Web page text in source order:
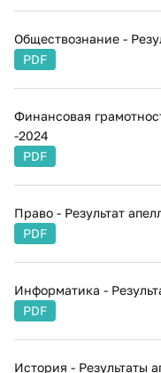
Обществознание -
PDF
Финансовая
-2024
PDF
Право - Результат
PDF
Информатика -
PDF
История - Результаты